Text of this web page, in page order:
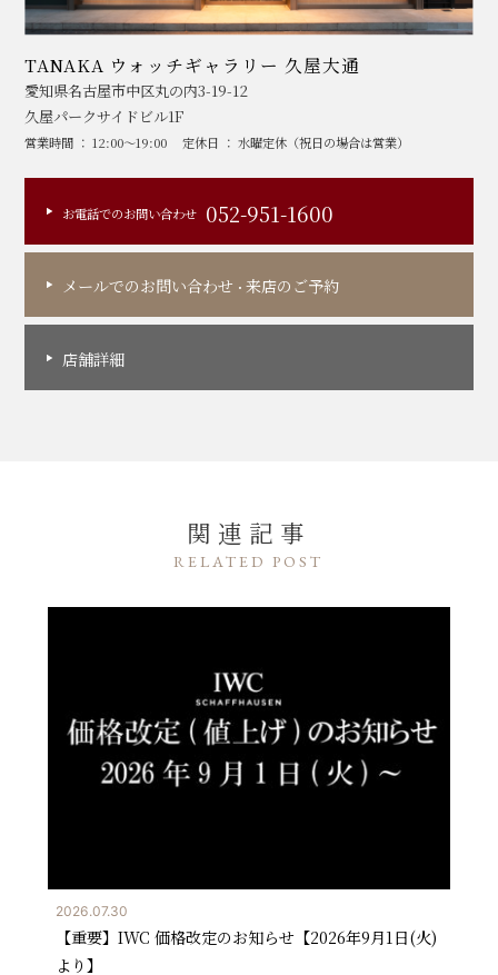
TANAKA ウォッチギャラリー 久屋大通
愛知県名古屋市中区丸の内3-19-12
久屋パークサイドビル1F
営業時間 ： 12:00～19:00 定休日 ： 水曜定休（祝日の場合は営業）
お電話でのお問い合わせ 052-951-1600
メールでのお問い合わせ ・来店のご予約
店舗詳細
関連記事
RELATED POST
2026.07.30
【重要】IWC 価格改定のお知らせ【2026年9月1日(火)
より】